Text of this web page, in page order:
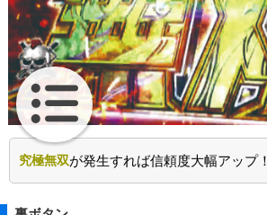
究極無双が発生すれば信頼度大幅アップ！